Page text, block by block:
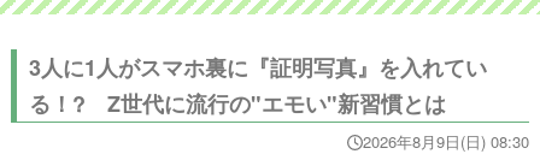
3人に1人がスマホ裏に『証明写真』を入れてい
る！? Z世代に流行の"エモい"新習慣とは
2026年8月9日(日) 08:30